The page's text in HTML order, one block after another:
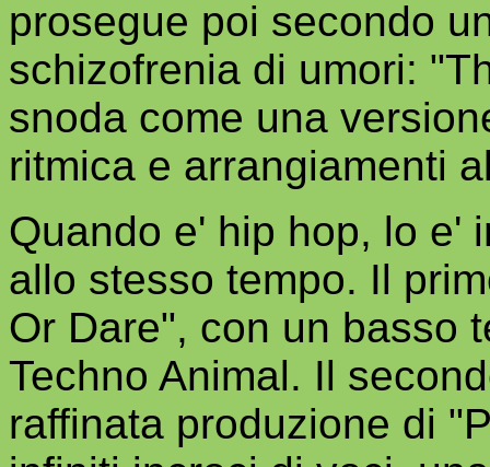
prosegue poi secondo
schizofrenia di umori:
snoda come una
ritmica e arrangiamenti
Quando e' hip hop, lo e'
allo stesso tempo. Il
Or Dare", con un basso
Techno Animal. Il
raffinata produzione di